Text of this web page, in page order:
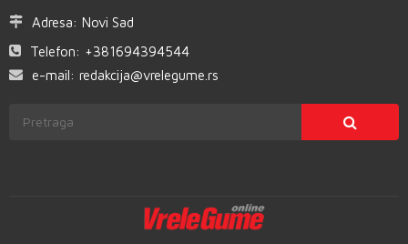
Adresa: Novi Sad
Telefon: +381694394544
e-mail: redakcija@vrelegume.rs